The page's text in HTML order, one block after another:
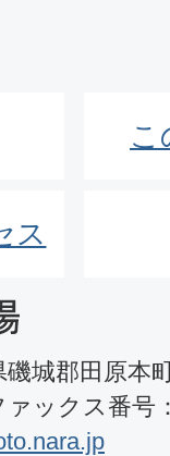
こ
ス
城郡田原本
ックス番号